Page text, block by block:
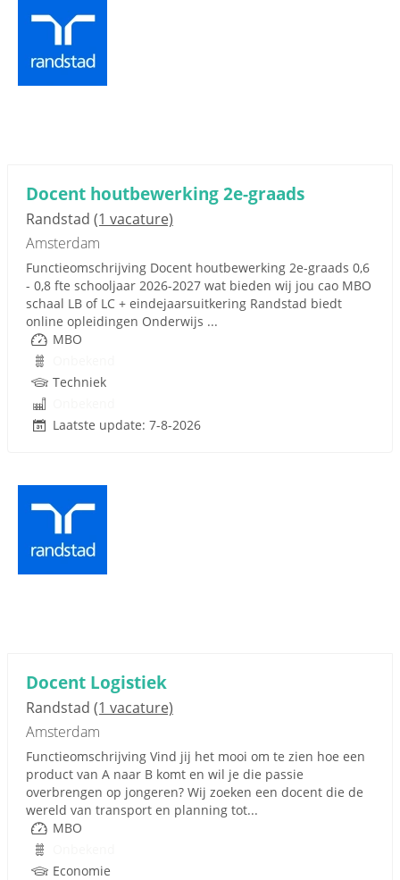
Docent houtbewerking 2e-graads
Randstad (1 vacature)
Amsterdam
Functieomschrijving Docent houtbewerking 2e-graads 0,6
- 0,8 fte schooljaar 2026-2027 wat bieden wij jou cao MBO
schaal LB of LC + eindejaarsuitkering Randstad biedt
online opleidingen Onderwijs ...
MBO
Techniek
Laatste update: 7-8-2026
Docent Logistiek
Randstad (1 vacature)
Amsterdam
Functieomschrijving Vind jij het mooi om te zien hoe een
product van A naar B komt en wil je die passie
overbrengen op jongeren? Wij zoeken een docent die de
wereld van transport en planning tot...
MBO
Economie